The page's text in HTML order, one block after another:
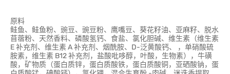
原料
鲑鱼、鲑鱼粉、豌豆、豌豆粉、鹰嘴豆、葵花籽油、亚麻籽、脱水
苜蓿粉、天然香料、磷酸氢钙、食盐、氯化胆碱、维生素（维生素
E 补充剂、维生素 A 补充剂、烟酰胺、D-泛黄酸钙、 ，单硝酸硫
胺素，维生素 B12 补充剂，盐酸吡哆醇，叶酸，生物素），牛磺
酸，矿物质（蛋白质锌，蛋白质酸铁，蛋白质酸铜，亚硒酸钠，蛋